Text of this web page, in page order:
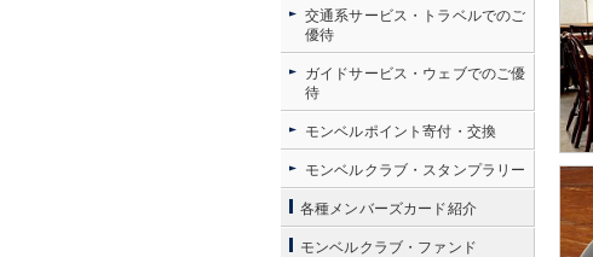
交通系サービス・トラベルでのご
優待
ガイドサービス・ウェブでのご優
待
モンベルポイント寄付・交換
モンベルクラブ・スタンプラリー
各種メンバーズカード紹介
モンベルクラブ・ファンド